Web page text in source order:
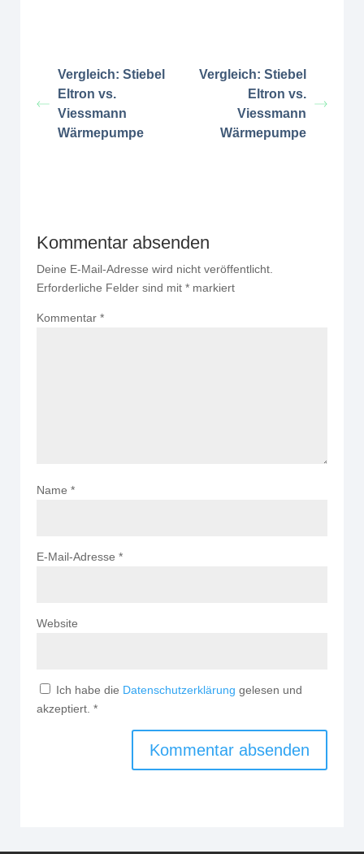
Vergleich: Stiebel
Eltron vs.
Viessmann
Wärmepumpe
Vergleich: Stiebel
Eltron vs.
Viessmann
Wärmepumpe
Kommentar absenden
Deine E-Mail-Adresse wird nicht veröffentlicht.
Erforderliche Felder sind mit * markiert
Kommentar *
Name *
E-Mail-Adresse *
Website
Ich habe die Datenschutzerklärung gelesen und
akzeptiert. *